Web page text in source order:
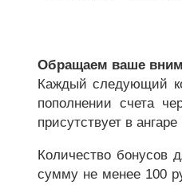
Обращаем ваше
Каждый следующий
пополнении счета
присутствует в
Количество бонусов
сумму не менее 100